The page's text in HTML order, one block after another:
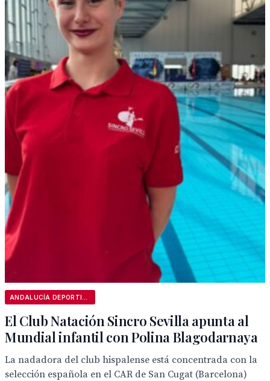
El Club Natación Sincro Sevilla apunta al
Mundial infantil con Polina Blagodarnaya
La nadadora del club hispalense está concentrada con la
selección española en el CAR de San Cugat (Barcelona)